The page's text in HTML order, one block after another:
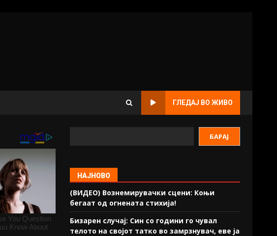
ГЛЕДАЈ ВО ЖИВО
БАРАЈ
НАЈНОВО
(ВИДЕО) Вознемирувачки сцени: Коњи
бегаат од огнената стихија!
Бизарен случај: Син со години го чувал
телото на својот татко во замрзнувач, еве ја